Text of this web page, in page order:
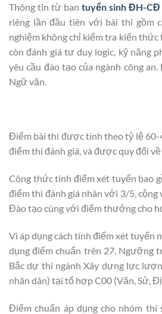
Thông tin từ ban tuyển sinh ĐH-CĐ
riêng lần đầu tiên với bài thi gồm
nghiệm không chỉ kiểm tra kiến
còn đánh giá tư duy logic, kỹ năng
yêu cầu đào tạo của ngành công
Ngữ văn.
Điểm bài thi được tính theo tỷ lệ 60-
điểm thi đánh giá, và được quy đổi
Công thức tính điểm xét tuyển bao
điểm thi đánh giá nhân với 3/5,
Đào tạo cùng với điểm thưởng cho
Vì áp dụng cách tính điểm xét tuyển
dụng điểm chuẩn trên 27. Ngưỡng
Bắc dự thi ngành Xây dựng lực
nhân dân) tại tổ hợp C00 (Văn, Sử,
Điểm chuẩn áp dụng cho nhóm